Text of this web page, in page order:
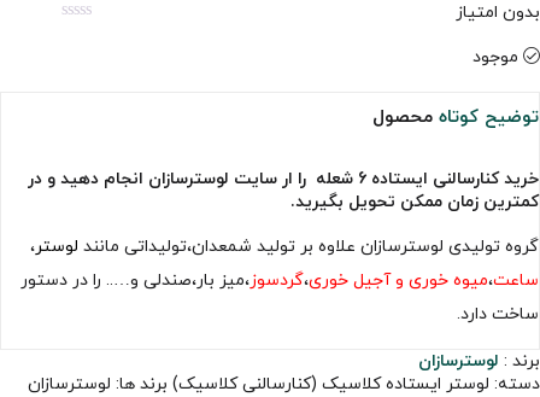
بدون امتیاز
موجود
توضیح کوتاه محصول
خرید کنارسالنی ایستاده 6 شعله را ار سایت لوسترسازان انجام دهید و در
کمترین زمان ممکن تحویل بگیرید.
گروه تولیدی لوسترسازان علاوه بر تولید شمعدان،تولیداتی مانند لوستر،
ساعت،میوه خوری و آجیل خوری،گردسوز،میز بار،صندلی و….. را در دستور
ساخت دارد.
برند : لوسترسازان
دسته: لوستر ایستاده کلاسیک (کنارسالنی کلاسیک) برند ها: لوسترسازان